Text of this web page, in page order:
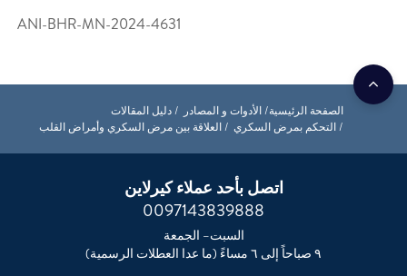
ANI-BHR-MN-2024-4631
الصفحة الرئيسية الأدوات و المصادر
دليل المقالات
التحكم بمرض السكري
العلاقة بين مرض السكري وأمراض القلب
اتصل بأحد عملاء كيرلاين
0097143839888
السبت– الجمعة
٩ صباحاً إلى ٦ مساءً (ما عدا العطلات الرسمية)